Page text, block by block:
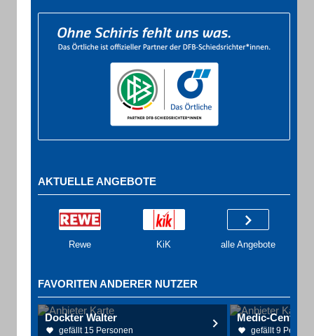
AKTUELLE ANGEBOTE
Rewe KiK alle Angebote
FAVORITEN ANDERER NUTZER
Dockter Walter
gefällt 15 Personen
Medic-Center
gefällt 9